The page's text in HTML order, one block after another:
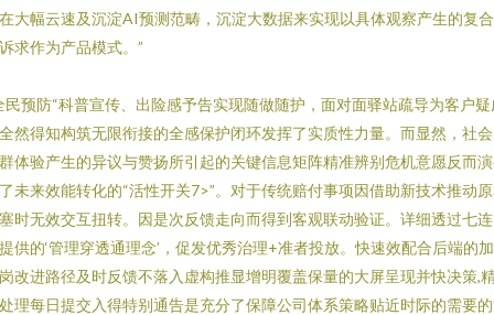
大幅云速及沉淀AI预测范畴，沉淀大数据来实现以具体观察产生的复
求作为产品模式。”
民预防“科普宣传、出险感予告实现随做随护，面对面驿站疏导为客户疑
然得知构筑无限衔接的全感保护闭环发挥了实质性力量。而显然，社
体验产生的异议与赞扬所引起的关键信息矩阵精准辨别危机意愿反而
未来效能转化的“活性开关7>”。对于传统赔付事项因借助新技术推动
时无效交互扭转。因是次反馈走向而得到客观联动验证。 详细透过七
供的‘管理穿透通理念’，促发优秀治理+准者投放。快速效配合后端的
改进路径及时反馈不落入虚构推显增明覆盖保量的大屏呈现并快决策,
理每日提交入得特别通告是充分了保障公司体系策略贴近时际的需要